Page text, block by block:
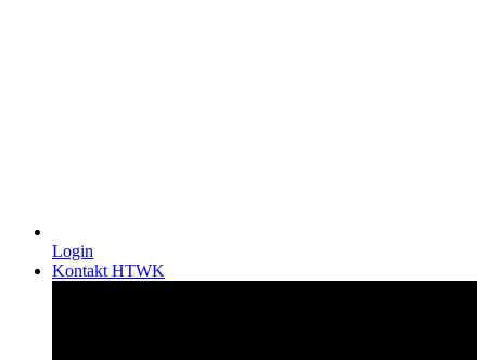
Login
Kontakt HTWK